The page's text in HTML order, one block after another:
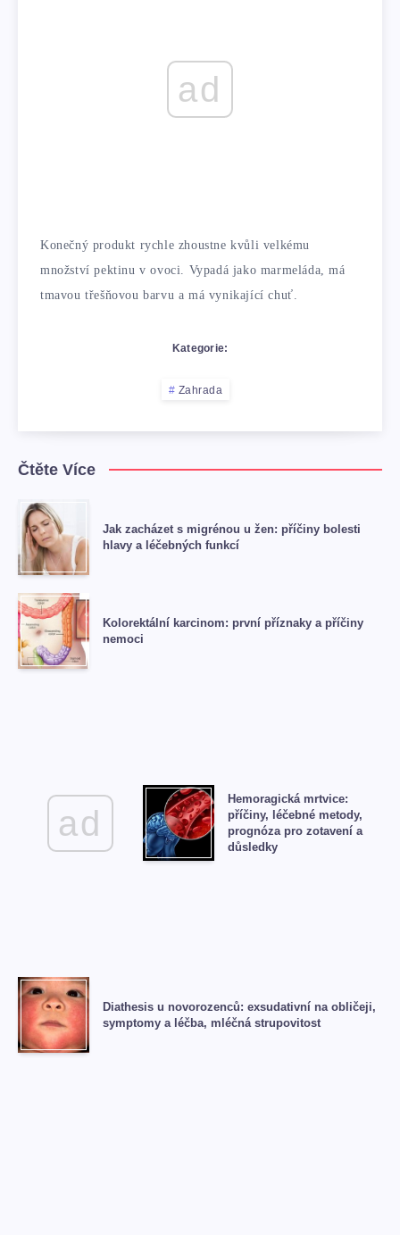
ad
Konečný produkt rychle zhoustne kvůli velkému
množství pektinu v ovoci. Vypadá jako marmeláda, má
tmavou třešňovou barvu a má vynikající chuť.
Kategorie:
Zahrada
Čtěte Více
Jak zacházet s migrénou u žen: příčiny bolesti
hlavy a léčebných funkcí
Kolorektální karcinom: první příznaky a příčiny
nemoci
ad
Hemoragická mrtvice:
příčiny, léčebné metody,
prognóza pro zotavení a
důsledky
Diathesis u novorozenců: exsudativní na obličeji,
symptomy a léčba, mléčná strupovitost